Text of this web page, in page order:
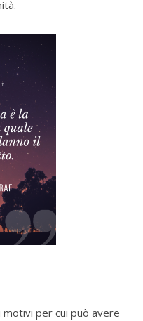
motivi per cui può avere